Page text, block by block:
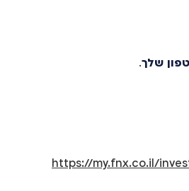
שלך.
https://my.fnx.co.il/